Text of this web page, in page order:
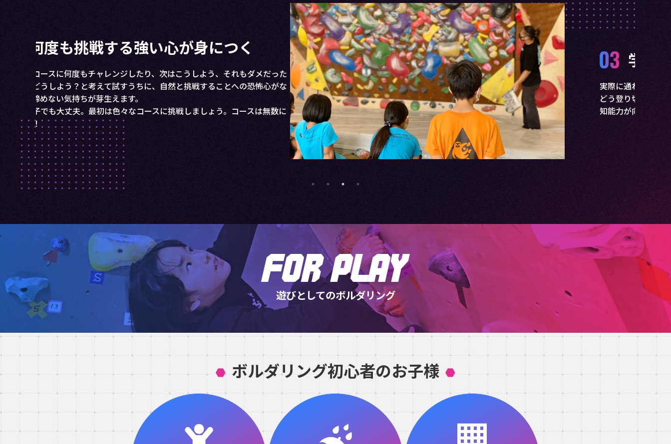
学力・集中力が上がる
実際に通われている保護者様から、多くのお声を頂いています。
どう登り切るかを考え、時に話し合うことで集中力や根気強さ、自信などの非認
知能力が向上、結果学力の向上に繋がっているのかもしれません。
遊びとしてのボルダリング
ボルダリング初心者のお子様